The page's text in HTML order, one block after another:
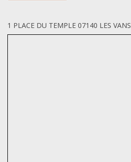
1 PLACE DU TEMPLE 07140 LES VANS